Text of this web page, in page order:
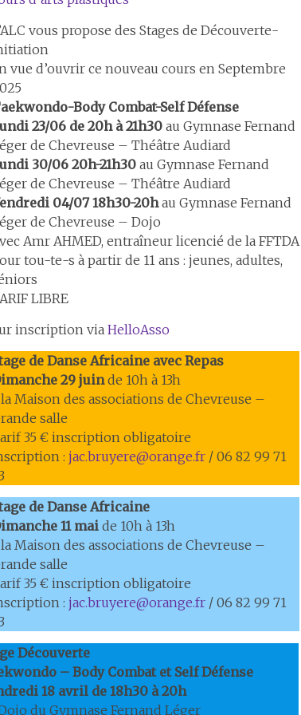
vous propose des Stages de Découverte-
vue d’ouvrir ce nouveau cours en Septembre
Body Combat-Self Défense
23/06 de 20h à 21h30au Gymnase Fernand
de Chevreuse – Théâtre Audiard
30/06 20h-21h30au Gymnase Fernand
de Chevreuse – Théâtre Audiard
04/07 18h30-20hau Gymnase Fernand
de Chevreuse – Dojo
Amr AHMED, entraîneur licencié de la FFTDA
tou-te-s à partir de 11 ans : jeunes, adultes,
LIBRE
inscription viaHelloAsso
de Danse Africaine avec Repas
29 juinde 10h à 13h
la Maison des associations de Chevreuse –
salle
35 € inscription obligatoire
: jac.bruyere@orange.fr / 06 82 99 71
de Danse Africaine
11 maide 10h à 13h
la Maison des associations de Chevreuse –
salle
35 € inscription obligatoire
: jac.bruyere@orange.fr / 06 82 99 71
Découverte
– Body Combat et Self Défense
18 avril de 18h30 à 20h
du Gymnase Fernand Léger